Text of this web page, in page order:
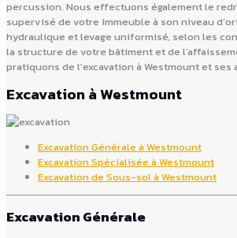
percussion. Nous effectuons également le
supervisé de votre immeuble à son niveau
hydraulique et levage uniformisé, selon les
la structure de votre bâtiment et de
pratiquons de l'excavation à Westmount et ses
Excavation à Westmount
Excavation Générale à Westmount
Excavation Spécialisée à Westmount
Excavation de Sous-sol à Westmount
Excavation Générale